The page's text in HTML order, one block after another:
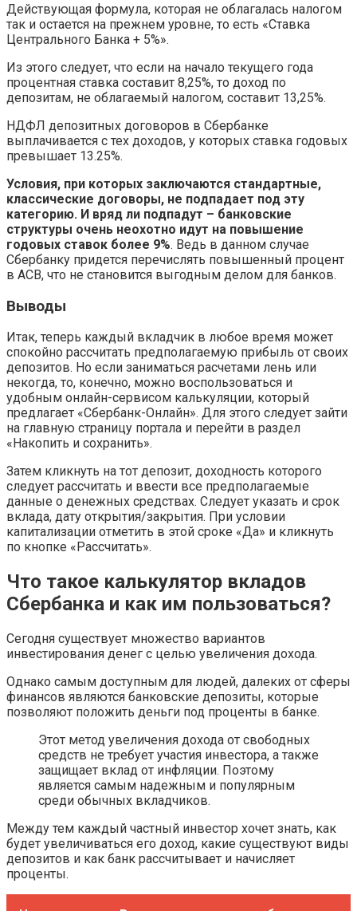
Действующая формула, которая не облагалась налогом
так и остается на прежнем уровне, то есть «Ставка
Центрального Банка + 5%».
Из этого следует, что если на начало текущего года
процентная ставка составит 8,25%, то доход по
депозитам, не облагаемый налогом, составит 13,25%.
НДФЛ депозитных договоров в Сбербанке
выплачивается с тех доходов, у которых ставка годовых
превышает 13.25%.
Условия, при которых заключаются стандартные,
классические договоры, не подпадает под эту
категорию. И вряд ли подпадут – банковские
структуры очень неохотно идут на повышение
годовых ставок более 9%. Ведь в данном случае
Сбербанку придется перечислять повышенный процент
в АСВ, что не становится выгодным делом для банков.
Выводы
Итак, теперь каждый вкладчик в любое время может
спокойно рассчитать предполагаемую прибыль от своих
депозитов. Но если заниматься расчетами лень или
некогда, то, конечно, можно воспользоваться и
удобным онлайн-сервисом калькуляции, который
предлагает «Сбербанк-Онлайн». Для этого следует зайти
на главную страницу портала и перейти в раздел
«Накопить и сохранить».
Затем кликнуть на тот депозит, доходность которого
следует рассчитать и ввести все предполагаемые
данные о денежных средствах. Следует указать и срок
вклада, дату открытия/закрытия. При условии
капитализации отметить в этой сроке «Да» и кликнуть
по кнопке «Рассчитать».
Что такое калькулятор вкладов
Сбербанка и как им пользоваться?
Сегодня существует множество вариантов
инвестирования денег с целью увеличения дохода.
Однако самым доступным для людей, далеких от сферы
финансов являются банковские депозиты, которые
позволяют положить деньги под проценты в банке.
Этот метод увеличения дохода от свободных
средств не требует участия инвестора, а также
защищает вклад от инфляции. Поэтому
является самым надежным и популярным
среди обычных вкладчиков.
Между тем каждый частный инвестор хочет знать, как
будет увеличиваться его доход, какие существуют виды
депозитов и как банк рассчитывает и начисляет
проценты.